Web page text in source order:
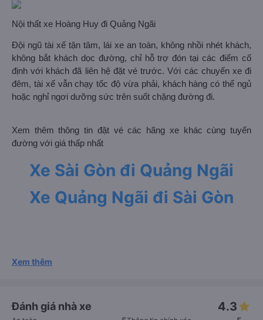
Nội thất xe Hoàng Huy đi Quảng Ngãi
Đội ngũ tài xế tận tâm, lái xe an toàn, không nhồi nhét khách,
không bắt khách dọc đường, chỉ hỗ trợ đón tại các điểm cố
định với khách đã liên hệ đặt vé trước. Với các chuyến xe đi
đêm, tài xế vẫn chạy tốc độ vừa phải, khách hàng có thể ngủ
hoặc nghỉ ngơi dưỡng sức trên suốt chặng đường đi.
Xem thêm thông tin đặt vé các hãng xe khác cùng tuyến
đường với giá thấp nhất
Xe Sài Gòn đi Quảng Ngãi
Xe Quảng Ngãi đi Sài Gòn
Xem thêm
Đánh giá nhà xe 4.3